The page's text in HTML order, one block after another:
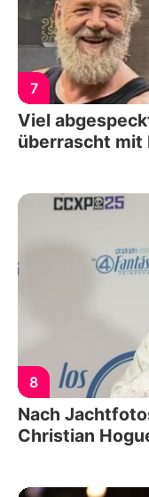
7
Viel
überrascht mit
8
Nach
Christian